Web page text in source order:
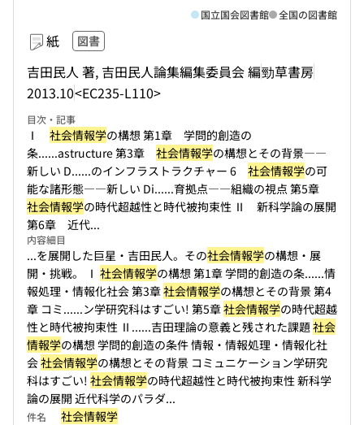
紙 図書
吉田民人 著, 吉田民人論集編集委員会 編勁草書房
2013.10<EC235-L110>
国立国会図書館 全国の図書館
目次・記事
Ⅰ 社会情報学の構想 第1章 学問的創造の
条......astructure 第3章 社会情報学の構想とその背景――
新しい D......のインフラストラクチャー 6 社会情報学の可
能な諸形態――新しい Di......育拠点――組織の視点 第5章
社会情報学の時代超越性と時代被拘束性 Ⅱ 新科学論の展開
第6章 近代...
内容細目
...を展開した巨星・吉田民人。その社会情報学の構想・展
開・挑戦。 Ⅰ 社会情報学の構想 第1章 学問的創造の条......情
報処理・情報化社会 第3章社会情報学の構想とその背景 第4
章 コミ......ン学研究科はすごい! 第5章社会情報学の時代超越
性と時代被拘束性 Ⅱ......吉田理論の意義と残された課題社会
情報学の構想 学問的創造の条件 情報・情報処理・情報化社
会社会情報学の構想とその背景 コミュニケーション学研究
科はすごい! 社会情報学の時代超越性と時代被拘束性 新科学
論の展開 近代科学のパラダ...
件名 社会情報学